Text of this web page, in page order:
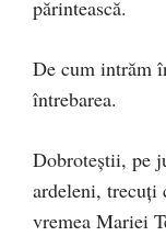
părintească.
De cum intrăm
întrebarea.
Dobroteştii, pe
ardeleni, trecuţi
vremea Mariei